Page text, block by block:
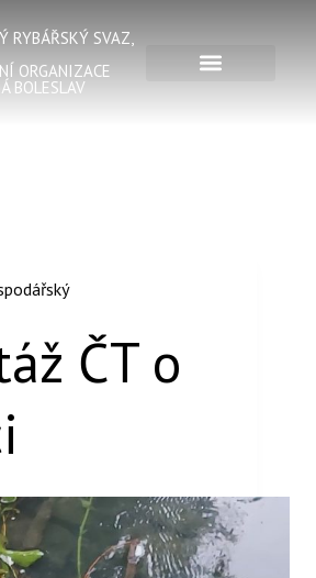
RYBÁŘSKÝ SVAZ,
ORGANIZACE
BOLESLAV
ČT o